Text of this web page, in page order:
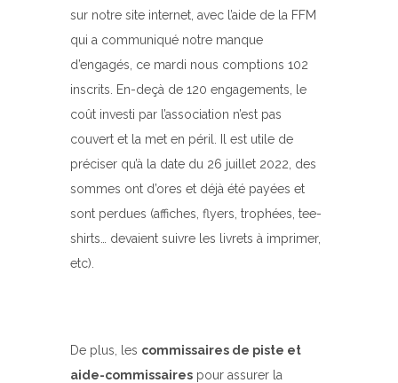
sur notre site internet, avec l’aide de la FFM
qui a communiqué notre manque
d’engagés, ce mardi nous comptions 102
inscrits. En-deçà de 120 engagements, le
coût investi par l’association n’est pas
couvert et la met en péril. Il est utile de
préciser qu’à la date du 26 juillet 2022, des
sommes ont d’ores et déjà été payées et
sont perdues (affiches, flyers, trophées, tee-
shirts… devaient suivre les livrets à imprimer,
etc).
De plus, les commissaires de piste et
aide-commissaires pour assurer la